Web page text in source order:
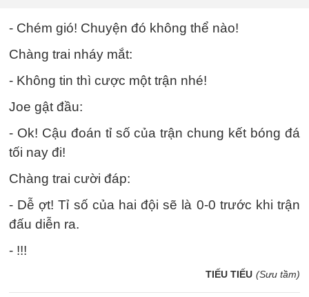
- Chém gió! Chuyện đó không thể nào!
Chàng trai nháy mắt:
- Không tin thì cược một trận nhé!
Joe gật đầu:
- Ok! Cậu đoán tỉ số của trận chung kết bóng đá
tối nay đi!
Chàng trai cười đáp:
- Dễ ợt! Tỉ số của hai đội sẽ là 0-0 trước khi trận
đấu diễn ra.
- !!!
TIẾU TIẾU (Sưu tầm)